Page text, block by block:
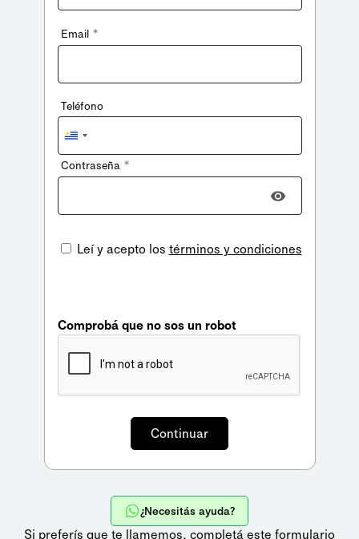
Email *
Teléfono
Uruguay
+598
Contraseña *
Leí y acepto los términos y condiciones
Comprobá que no sos un robot
¿Necesitás ayuda?
Si preferís que te llamemos, completá este formulario